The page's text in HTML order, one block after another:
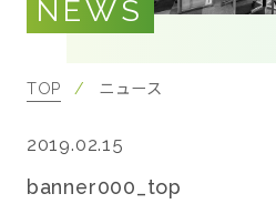
事業展開
RECRUIT
採用情報
NEWS
TOP ニュース
banner000_top
2019.02.15